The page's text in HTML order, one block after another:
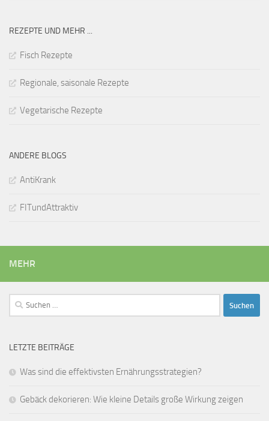
REZEPTE UND MEHR ...
Fisch Rezepte
Regionale, saisonale Rezepte
Vegetarische Rezepte
ANDERE BLOGS
AntiKrank
FITundAttraktiv
MEHR
Suchen
nach:
LETZTE BEITRÄGE
Was sind die effektivsten Ernährungsstrategien?
Gebäck dekorieren: Wie kleine Details große Wirkung zeigen